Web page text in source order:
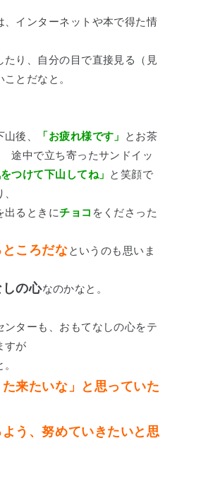
インターネットや本で得た情
たり、自分の目で直接見る（見
ことだなと。
後、 「お疲れ様です」
とお茶
途中で立ち寄ったサンドイッ
をつけて下山してね」 と笑顔で
、
出るときにチョコ をくださった
ころだなというのも思いま
の心なのかなと。
ンターも、おもてなしの心をテ
すが
。
来たいな」と思っていた
う、努めていきたいと思